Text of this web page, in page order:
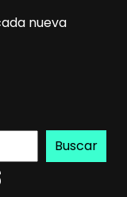
nueva
Buscar